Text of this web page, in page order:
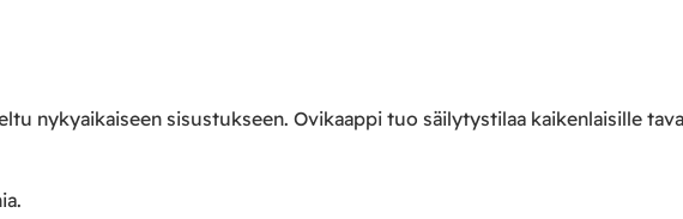
nykyaikaiseen sisustukseen. Ovikaappi tuo säilytystilaa kaikenlaisille